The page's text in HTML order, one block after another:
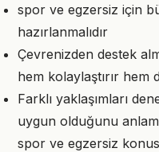
spor ve egzersiz için
hazırlanmalıdır
Çevrenizden destek
hem kolaylaştırır hem
Farklı yaklaşımları
uygun olduğunu
spor ve egzersiz